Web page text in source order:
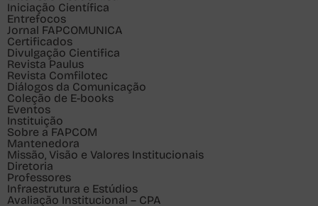
Iniciação Científica
Entrefocos
Jornal FAPCOMUNICA
Certificados
Divulgação Cientifica
Revista Paulus
Revista Comfilotec
Diálogos da Comunicação
Coleção de E-books
Eventos
Instituição
Sobre a FAPCOM
Mantenedora
Missão, Visão e Valores Institucionais
Diretoria
Professores
Infraestrutura e Estúdios
Avaliação Institucional – CPA